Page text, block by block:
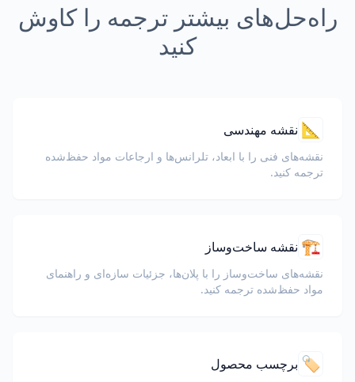
راه‌حل‌های بیشتر ترجمه را کاوش
کنید
📐 نقشه مهندسی
نقشه‌های فنی را با ابعاد، تلرانس‌ها و ارجاعات مواد حفظ‌شده
ترجمه کنید.
🏗️ نقشه ساخت‌وساز
نقشه‌های ساخت‌وساز را با پلان‌ها، جزئیات سازه‌ای و راهنمای
مواد حفظ‌شده ترجمه کنید.
🏷️ برچسب محصول